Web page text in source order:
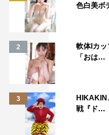
色白美ボ
2
軟体Iカ
「おは…
3
HIKAKIN
戦『ド…